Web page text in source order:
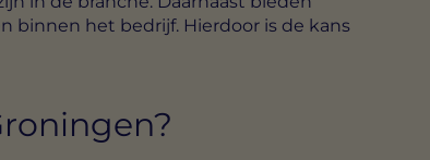
binnen het bedrijf. Hierdoor is de kans